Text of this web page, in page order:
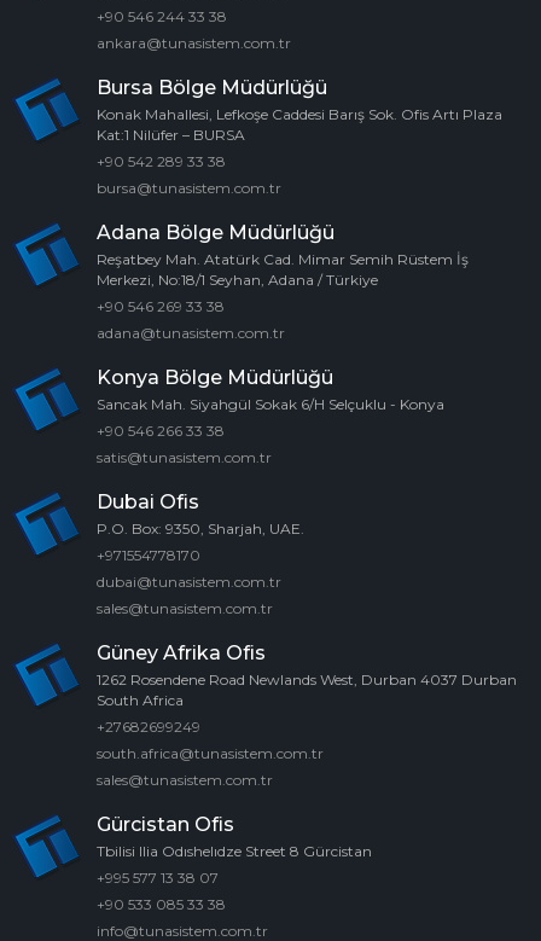
+90 546 244 33 38
ankara@tunasistem.com.tr
Bursa Bölge Müdürlüğü
Konak Mahallesi, Lefkoşe Caddesi Barış Sok. Ofis Artı Plaza
Kat:1 Nilüfer – BURSA
+90 542 289 33 38
bursa@tunasistem.com.tr
Adana Bölge Müdürlüğü
Reşatbey Mah. Atatürk Cad. Mimar Semih Rüstem İş
Merkezi, No:18/1 Seyhan, Adana / Türkiye
+90 546 269 33 38
adana@tunasistem.com.tr
Konya Bölge Müdürlüğü
Sancak Mah. Siyahgül Sokak 6/H Selçuklu - Konya
+90 546 266 33 38
satis@tunasistem.com.tr
Dubai Ofis
P.O. Box: 9350, Sharjah, UAE.
+971554778170
dubai@tunasistem.com.tr
sales@tunasistem.com.tr
Güney Afrika Ofis
1262 Rosendene Road Newlands West, Durban 4037 Durban
South Africa
+27682699249
south.africa@tunasistem.com.tr
sales@tunasistem.com.tr
Gürcistan Ofis
Tbilisi Ilia Odıshelıdze Street 8 Gürcistan
+995 577 13 38 07
+90 533 085 33 38
info@tunasistem.com.tr